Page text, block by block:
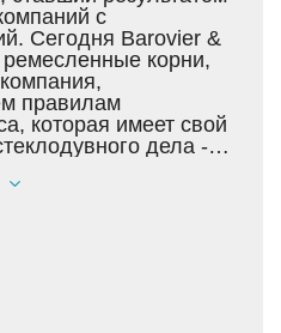
с
Сегодня Barovier &
ремесленные корни,
правилам
которая имеет свой
дела - в
начавшаяся
до нас имя
сумевшего
эффекта -
стекла. Настоящую